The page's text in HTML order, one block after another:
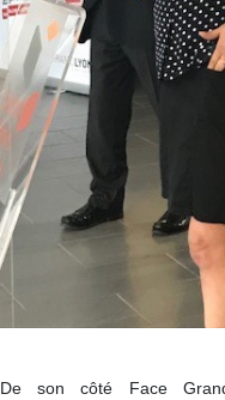
De son côté Face